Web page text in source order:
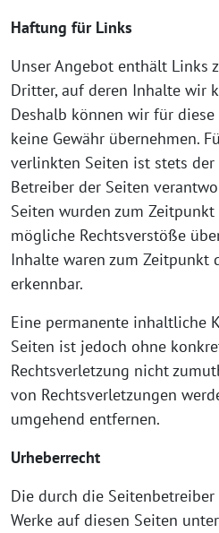
Haftung für Links
Unser Angebot enthält Links
Dritter, auf deren Inhalte wir
Deshalb können wir für
keine Gewähr übernehmen.
verlinkten Seiten ist stets
Betreiber der Seiten
Seiten wurden zum
mögliche Rechtsverstöße
Inhalte waren zum Zeitpunkt
erkennbar.
Eine permanente inhaltliche
Seiten ist jedoch ohne
Rechtsverletzung nicht
von Rechtsverletzungen
umgehend entfernen.
Urheberrecht
Die durch die
Werke auf diesen Seiten